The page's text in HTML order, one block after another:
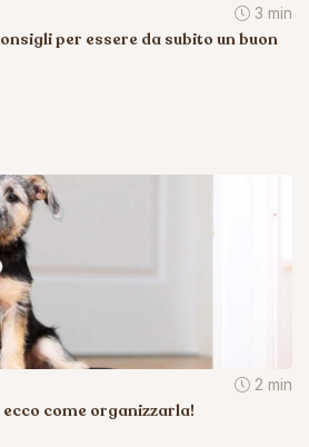
3 min
per essere da subito un buon
2 min
come organizzarla!